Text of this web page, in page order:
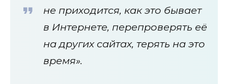
не приходится, как это бывает
в Интернете, перепроверять её
на других сайтах, терять на это
время».